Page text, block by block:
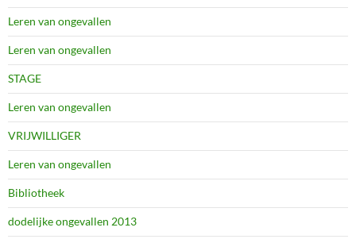
Leren van ongevallen
Leren van ongevallen
STAGE
Leren van ongevallen
VRIJWILLIGER
Leren van ongevallen
Bibliotheek
dodelijke ongevallen 2013